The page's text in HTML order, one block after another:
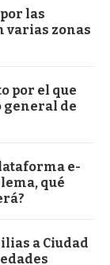
las
varias zonas
por el que
general de
e-
qué
a Ciudad